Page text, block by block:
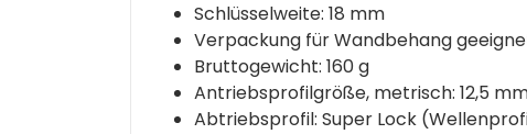
Schlüsselweite: 18 mm
Verpackung für Wandbehang
Bruttogewicht: 160 g
Antriebsprofilgröße, metrisch: 12,5
Abtriebsprofil: Super Lock